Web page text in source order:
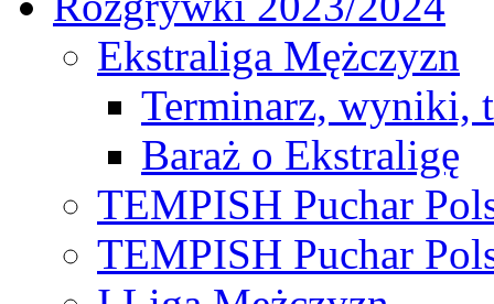
Ekstraliga Mężczyzn
Terminarz, wyniki,
Baraż o Ekstraligę
TEMPISH Puchar
TEMPISH Puchar